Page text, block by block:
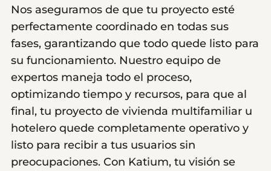
Nos aseguramos de que tu proyecto esté
perfectamente coordinado en todas sus
fases, garantizando que todo quede listo para
su funcionamiento. Nuestro equipo de
expertos maneja todo el proceso,
optimizando tiempo y recursos, para que al
final, tu proyecto de vivienda multifamiliar u
hotelero quede completamente operativo y
listo para recibir a tus usuarios sin
preocupaciones. Con Katium, tu visión se